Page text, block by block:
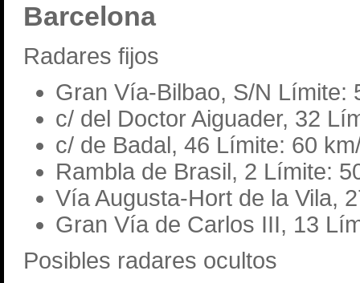
Barcelona
Radares fijos
Gran Vía-Bilbao, S/N Límite:
c/ del Doctor Aiguader, 32
c/ de Badal, 46 Límite: 60
Rambla de Brasil, 2 Límite:
Vía Augusta-Hort de la Vila,
Gran Vía de Carlos III, 13
Posibles radares ocultos